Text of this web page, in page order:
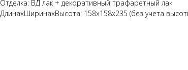
Отделка: ВД лак + декоративный трафаретный лак
ДлинахШиринахВысота: 158х158х235 (без учета